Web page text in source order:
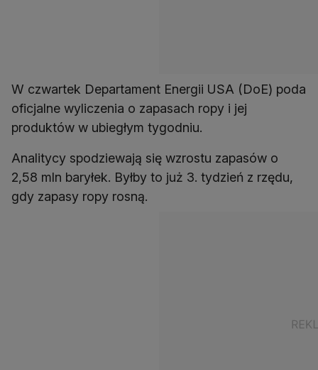
W czwartek Departament Energii USA (DoE) poda
oficjalne wyliczenia o zapasach ropy i jej
produktów w ubiegłym tygodniu.
Analitycy spodziewają się wzrostu zapasów o
2,58 mln baryłek. Byłby to już 3. tydzień z rzędu,
gdy zapasy ropy rosną.